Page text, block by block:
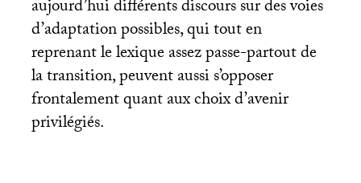
aujourd’hui différents discours sur des voies
d’adaptation possibles, qui tout en
reprenant le lexique assez passe-partout de
la transition, peuvent aussi s’opposer
frontalement quant aux choix d’avenir
privilégiés.